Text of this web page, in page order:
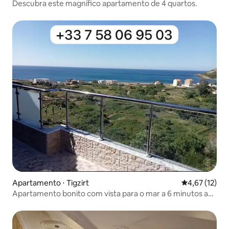
Descubra este magnífico apartamento de 4 quartos.
Apartamento ⋅ Tigzirt 4,67 de uma
4,67 (12)
Apartamento bonito com vista para o mar a 6 minutos a